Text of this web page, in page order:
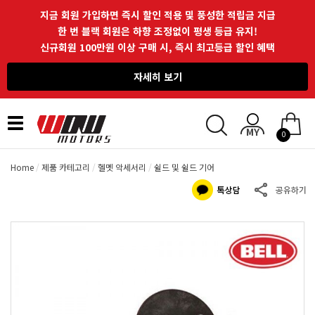
지금 회원 가입하면 즉시 할인 적용 및 풍성한 적립금 지급
한 번 블랙 회원은 하향 조정없이 평생 등급 유지!
신규회원 100만원 이상 구매 시, 즉시 최고등급 할인 혜택
자세히 보기
Toggle
navigation
0
Home 제품 카테고리 헬멧 악세서리 쉴드 및 쉴드 기어